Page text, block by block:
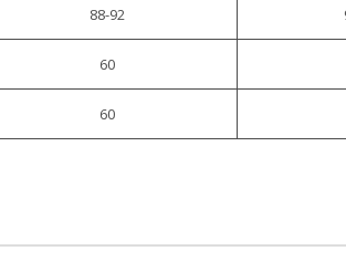
88-92
60
60